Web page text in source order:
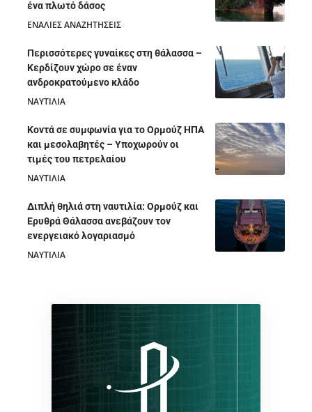
ένα πλωτό δάσος
ΕΝΑΛΙΕΣ ΑΝΑΖΗΤΗΣΕΙΣ
Περισσότερες γυναίκες στη θάλασσα –
Κερδίζουν χώρο σε έναν
ανδροκρατούμενο κλάδο
ΝΑΥΤΙΛΙΑ
Κοντά σε συμφωνία για το Ορμούζ ΗΠΑ
και μεσολαβητές – Υποχωρούν οι
τιμές του πετρελαίου
ΝΑΥΤΙΛΙΑ
Διπλή θηλιά στη ναυτιλία: Ορμούζ και
Ερυθρά Θάλασσα ανεβάζουν τον
ενεργειακό λογαριασμό
ΝΑΥΤΙΛΙΑ